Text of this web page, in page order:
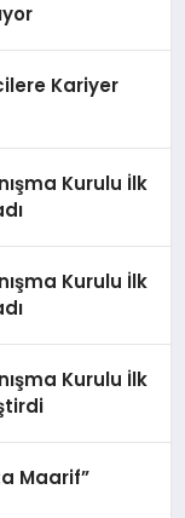
Kariyer
Kurulu İlk
Kurulu İlk
Kurulu İlk
Maarif”